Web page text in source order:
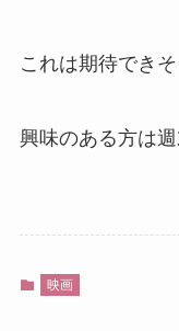
これは期待できそ
興味のある方は
映画